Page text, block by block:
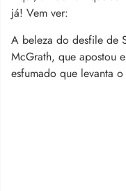
já! Vem ver:
A beleza do desfile de
McGrath, que apostou
esfumado que levanta